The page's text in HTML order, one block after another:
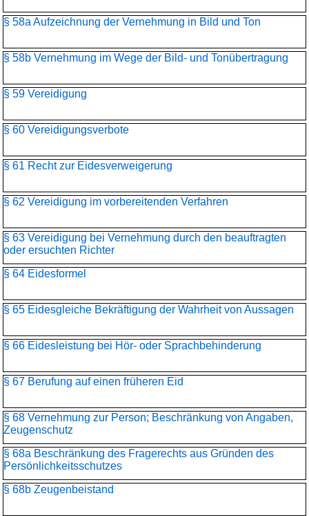
§ 58a Aufzeichnung der Vernehmung in Bild und Ton
§ 58b Vernehmung im Wege der Bild- und Tonübertragung
§ 59 Vereidigung
§ 60 Vereidigungsverbote
§ 61 Recht zur Eidesverweigerung
§ 62 Vereidigung im vorbereitenden Verfahren
§ 63 Vereidigung bei Vernehmung durch den beauftragten
oder ersuchten Richter
§ 64 Eidesformel
§ 65 Eidesgleiche Bekräftigung der Wahrheit von Aussagen
§ 66 Eidesleistung bei Hör- oder Sprachbehinderung
§ 67 Berufung auf einen früheren Eid
§ 68 Vernehmung zur Person; Beschränkung von Angaben,
Zeugenschutz
§ 68a Beschränkung des Fragerechts aus Gründen des
Persönlichkeitsschutzes
§ 68b Zeugenbeistand